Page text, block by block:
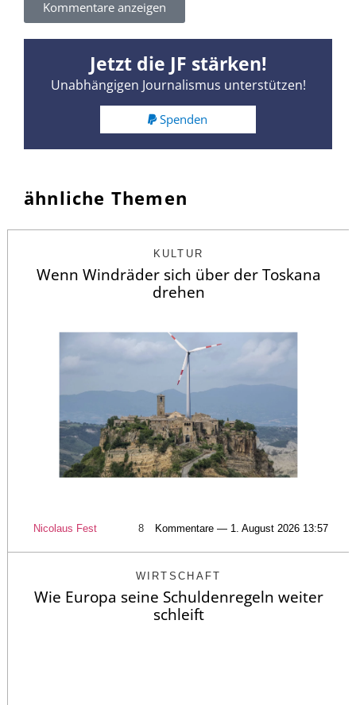
Kommentare anzeigen
Jetzt die JF stärken!
Unabhängigen Journalismus unterstützen!
Spenden
ähnliche Themen
KULTUR
Wenn Windräder sich über der Toskana
drehen
Nicolaus Fest 8 Kommentare — 1. August 2026 13:57
WIRTSCHAFT
Wie Europa seine Schuldenregeln weiter
schleift